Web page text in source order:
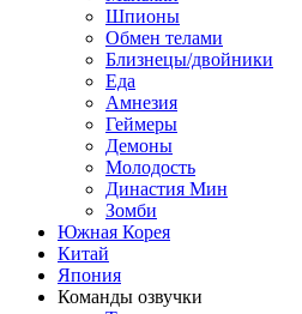
Шпионы
Обмен телами
Близнецы/двойники
Еда
Амнезия
Геймеры
Демоны
Молодость
Династия Мин
Зомби
Южная Корея
Китай
Япония
Команды озвучки